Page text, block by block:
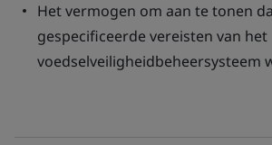
Het vermogen om aan te tonen
gespecificeerde vereisten van het
voedselveiligheidbeheersysteem